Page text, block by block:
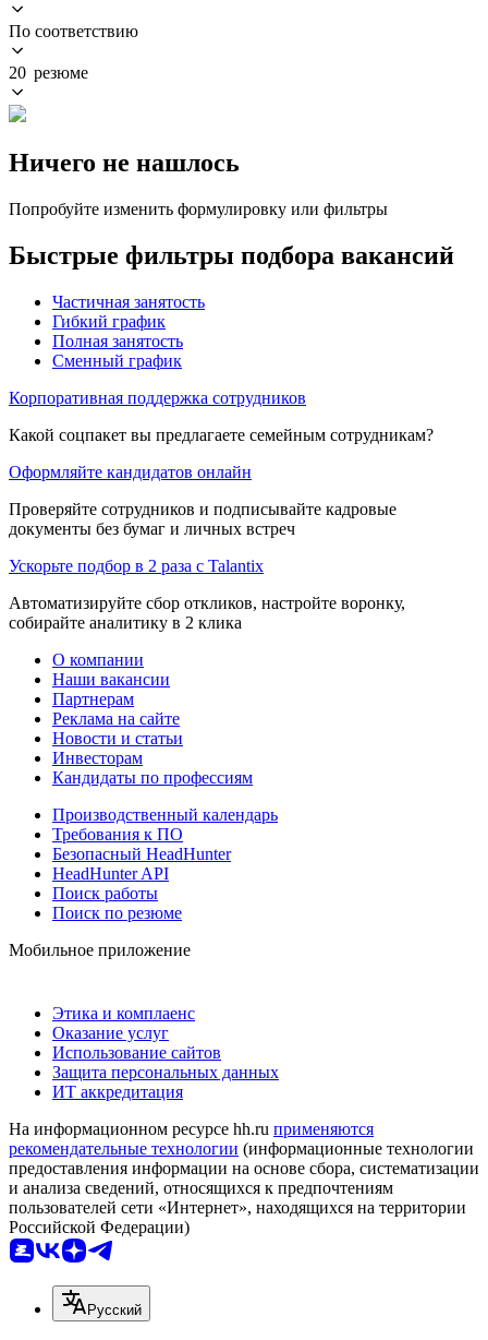
По соответствию
20 резюме
Ничего не нашлось
Попробуйте изменить формулировку или фильтры
Быстрые фильтры подбора вакансий
Частичная занятость
Гибкий график
Полная занятость
Сменный график
Корпоративная поддержка сотрудников
Какой соцпакет вы предлагаете семейным сотрудникам?
Оформляйте кандидатов онлайн
Проверяйте сотрудников и подписывайте кадровые
документы без бумаг и личных встреч
Ускорьте подбор в 2 раза с Talantix
Автоматизируйте сбор откликов, настройте воронку,
собирайте аналитику в 2 клика
О компании
Наши вакансии
Партнерам
Реклама на сайте
Новости и статьи
Инвесторам
Кандидаты по профессиям
Производственный календарь
Требования к ПО
Безопасный HeadHunter
HeadHunter API
Поиск работы
Поиск по резюме
Мобильное приложение
Этика и комплаенс
Оказание услуг
Использование сайтов
Защита персональных данных
ИТ аккредитация
На информационном ресурсе hh.ru применяются
рекомендательные технологии (информационные технологии
предоставления информации на основе сбора, систематизации
и анализа сведений, относящихся к предпочтениям
пользователей сети «Интернет», находящихся на территории
Российской Федерации)
Русский